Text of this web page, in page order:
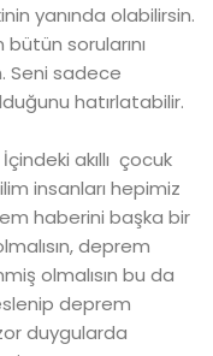
yanında olabilirsin.
sorularını
Seni sadece
hatırlatabilir.
akıllı çocuk
insanları hepimiz
haberini başka bir
deprem
olmalısın bu da
deprem
duygularda